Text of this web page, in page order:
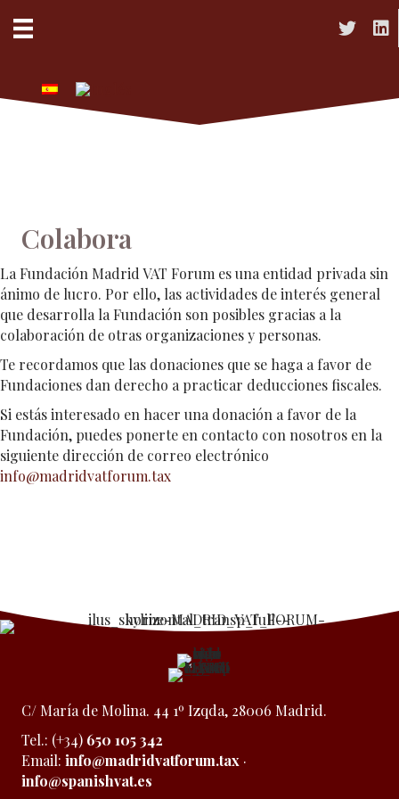
Acceso
Colabora
La Fundación Madrid VAT Forum es una entidad privada sin
ánimo de lucro. Por ello, las actividades de interés general
que desarrolla la Fundación son posibles gracias a la
colaboración de otras organizaciones y personas.
Te recordamos que las donaciones que se haga a favor de
Fundaciones dan derecho a practicar deducciones fiscales.
Si estás interesado en hacer una donación a favor de la
Fundación, puedes ponerte en contacto con nosotros en la
siguiente dirección de correo electrónico
info@madridvatforum.tax
C/ María de Molina. 44 1º Izqda, 28006 Madrid.
Tel.: (+34) 650 105 342
Email: info@madridvatforum.tax ·
info@spanishvat.es